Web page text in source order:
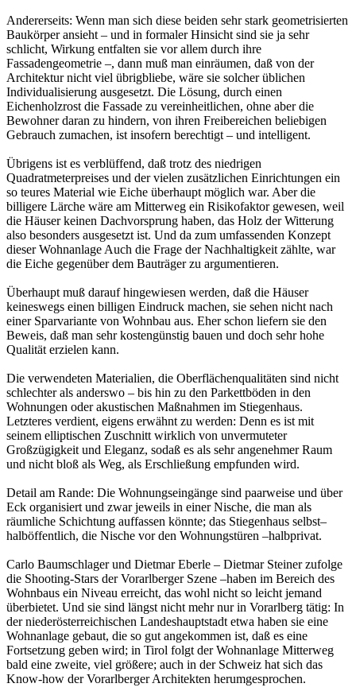
Andererseits: Wenn man sich diese beiden sehr stark geometrisierten
Baukörper ansieht – und in formaler Hinsicht sind sie ja sehr
schlicht, Wirkung entfalten sie vor allem durch ihre
Fassadengeometrie –, dann muß man einräumen, daß von der
Architektur nicht viel übrigbliebe, wäre sie solcher üblichen
Individualisierung ausgesetzt. Die Lösung, durch einen
Eichenholzrost die Fassade zu vereinheitlichen, ohne aber die
Bewohner daran zu hindern, von ihren Freibereichen beliebigen
Gebrauch zumachen, ist insofern berechtigt – und intelligent.
Übrigens ist es verblüffend, daß trotz des niedrigen
Quadratmeterpreises und der vielen zusätzlichen Einrichtungen ein
so teures Material wie Eiche überhaupt möglich war. Aber die
billigere Lärche wäre am Mitterweg ein Risikofaktor gewesen, weil
die Häuser keinen Dachvorsprung haben, das Holz der Witterung
also besonders ausgesetzt ist. Und da zum umfassenden Konzept
dieser Wohnanlage Auch die Frage der Nachhaltigkeit zählte, war
die Eiche gegenüber dem Bauträger zu argumentieren.
Überhaupt muß darauf hingewiesen werden, daß die Häuser
keineswegs einen billigen Eindruck machen, sie sehen nicht nach
einer Sparvariante von Wohnbau aus. Eher schon liefern sie den
Beweis, daß man sehr kostengünstig bauen und doch sehr hohe
Qualität erzielen kann.
Die verwendeten Materialien, die Oberflächenqualitäten sind nicht
schlechter als anderswo – bis hin zu den Parkettböden in den
Wohnungen oder akustischen Maßnahmen im Stiegenhaus.
Letzteres verdient, eigens erwähnt zu werden: Denn es ist mit
seinem elliptischen Zuschnitt wirklich von unvermuteter
Großzügigkeit und Eleganz, sodaß es als sehr angenehmer Raum
und nicht bloß als Weg, als Erschließung empfunden wird.
Detail am Rande: Die Wohnungseingänge sind paarweise und über
Eck organisiert und zwar jeweils in einer Nische, die man als
räumliche Schichtung auffassen könnte; das Stiegenhaus selbst–
halböffentlich, die Nische vor den Wohnungstüren –halbprivat.
Carlo Baumschlager und Dietmar Eberle – Dietmar Steiner zufolge
die Shooting-Stars der Vorarlberger Szene –haben im Bereich des
Wohnbaus ein Niveau erreicht, das wohl nicht so leicht jemand
überbietet. Und sie sind längst nicht mehr nur in Vorarlberg tätig: In
der niederösterreichischen Landeshauptstadt etwa haben sie eine
Wohnanlage gebaut, die so gut angekommen ist, daß es eine
Fortsetzung geben wird; in Tirol folgt der Wohnanlage Mitterweg
bald eine zweite, viel größere; auch in der Schweiz hat sich das
Know-how der Vorarlberger Architekten herumgesprochen.